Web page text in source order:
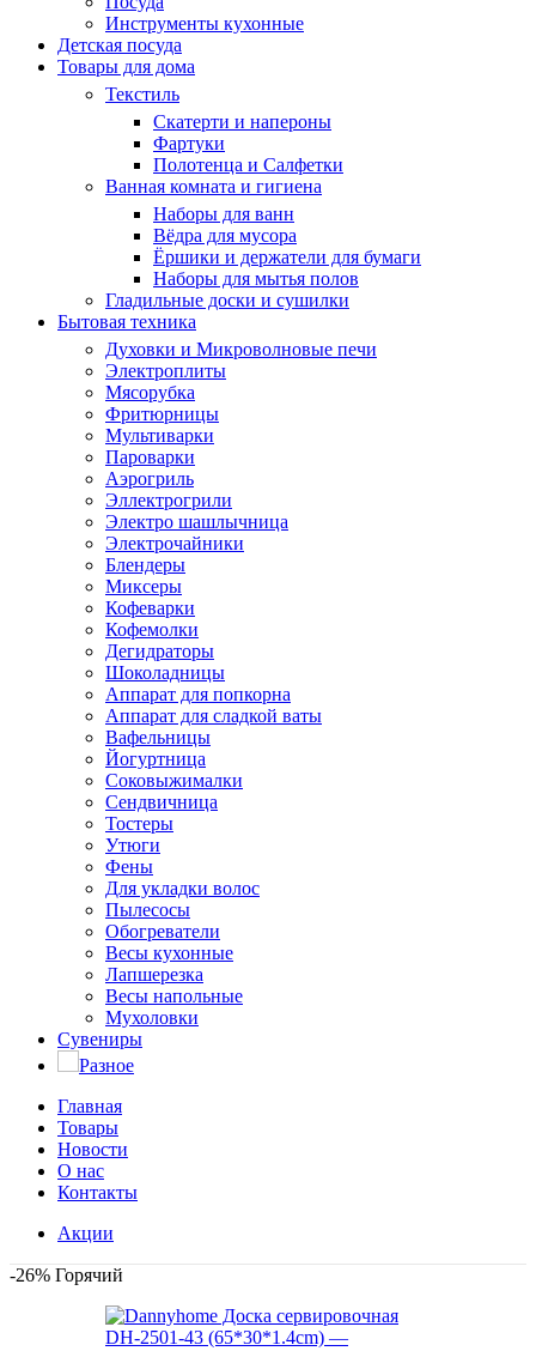
Инструменты кухонные
Детская посуда
Товары для дома
Текстиль
Скатерти и напероны
Фартуки
Полотенца и Салфетки
Ванная комната и гигиена
Наборы для ванн
Вёдра для мусора
Ёршики и держатели для бумаги
Наборы для мытья полов
Гладильные доски и сушилки
Бытовая техника
Духовки и Микроволновые печи
Электроплиты
Мясорубка
Фритюрницы
Мультиварки
Пароварки
Аэрогриль
Эллектрогрили
Электро шашлычница
Электрочайники
Блендеры
Миксеры
Кофеварки
Кофемолки
Дегидраторы
Шоколадницы
Аппарат для попкорна
Аппарат для сладкой ваты
Вафельницы
Йогуртница
Соковыжималки
Сендвичница
Тостеры
Утюги
Фены
Для укладки волос
Пылесосы
Обогреватели
Весы кухонные
Лапшерезка
Весы напольные
Мухоловки
Сувениры
Разное
Главная
Товары
Новости
О нас
Контакты
Акции
-26% Горячий